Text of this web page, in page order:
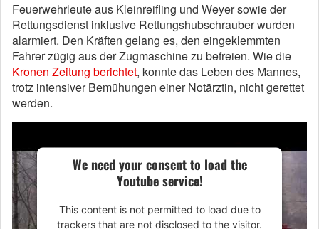
Feuerwehrleute aus Kleinreifling und Weyer sowie der
Rettungsdienst inklusive Rettungshubschrauber wurden
alarmiert. Den Kräften gelang es, den eingeklemmten
Fahrer zügig aus der Zugmaschine zu befreien. Wie die
Kronen Zeitung berichtet, konnte das Leben des Mannes,
trotz intensiver Bemühungen einer Notärztin, nicht gerettet
werden.
We need your consent to load the
Youtube service!
This content is not permitted to load due to
trackers that are not disclosed to the visitor.